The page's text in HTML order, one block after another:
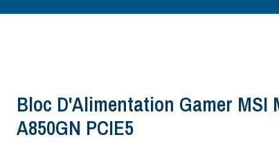
Bloc D'Alimentation Gamer MSI
A850GN PCIE5